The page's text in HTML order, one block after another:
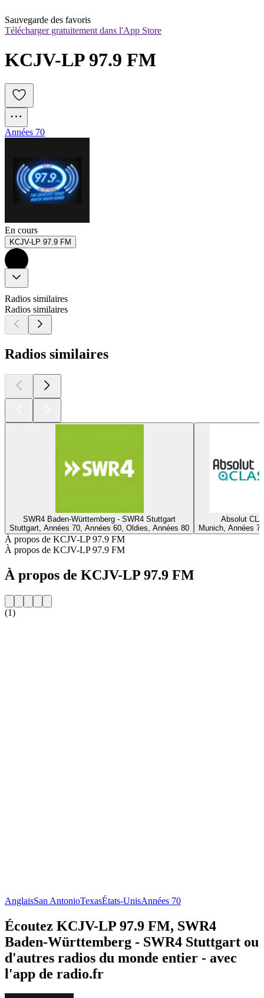
Sauvegarde des favoris
Télécharger gratuitement dans l'App Store
KCJV-LP 97.9 FM
Années 70
En cours
KCJV-LP 97.9 FM
Radios similaires
Radios similaires
Radios similaires
SWR4 Baden-Württemberg - SWR4 Stuttgart
Stuttgart, Années 70, Années 60, Oldies, Années 80
Absolut
Munich, Années
À propos de KCJV-LP 97.9 FM
À propos de KCJV-LP 97.9 FM
À propos de KCJV-LP 97.9 FM
(1)
AnglaisSan AntonioTexasÉtats-UnisAnnées 70
Écoutez KCJV-LP 97.9 FM, SWR4
Baden-Württemberg - SWR4 Stuttgart ou
d'autres radios du monde entier - avec
l'app de radio.fr